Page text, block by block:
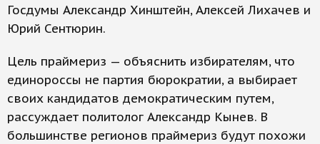
Госдумы Александр Хинштейн, Алексей Лихачев и
Юрий Сентюрин.
Цель праймериз — объяснить избирателям, что
единороссы не партия бюрократии, а выбирает
своих кандидатов демократическим путем,
рассуждает политолог Александр Кынев. В
большинстве регионов праймериз будут похожи